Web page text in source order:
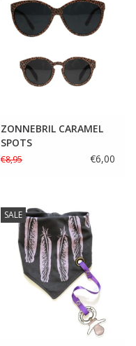
ZONNEBRIL CARAMEL
SPOTS
€8,95 €6,00
SALE